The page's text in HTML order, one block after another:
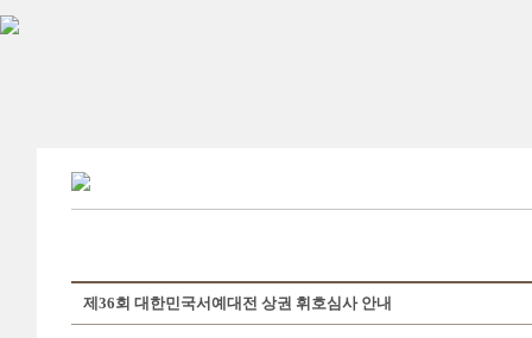
제36회 대한민국서예대전 상권 휘호심사 안내